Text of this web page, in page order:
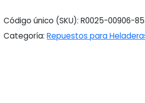
Código único (SKU):R0025-00906-
Categoría:Repuestos para